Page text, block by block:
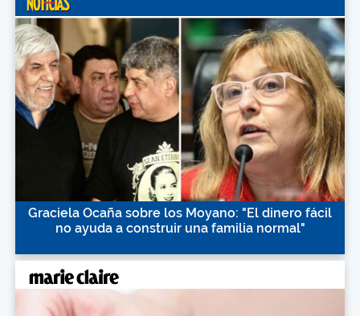
Graciela Ocaña sobre los Moyano: "El dinero fácil
no ayuda a construir una familia normal"